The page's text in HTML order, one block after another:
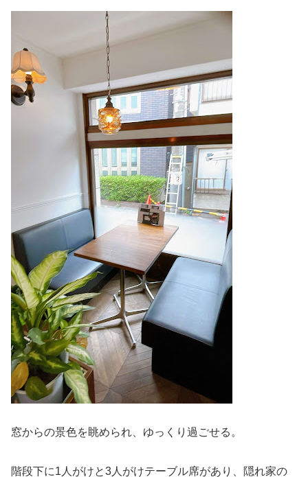
窓からの景色を眺められ、ゆっくり過ごせる。
階段下に1人がけと3人がけテーブル席があり、隠れ家の